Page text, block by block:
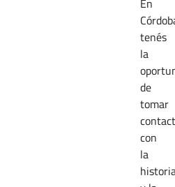
En
tenés
la
de
tomar
con
la